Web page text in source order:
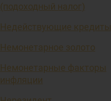
(подоходный налог)
Недействующие кредиты
Немонетарное золото
Немонетарные факторы
инфляции